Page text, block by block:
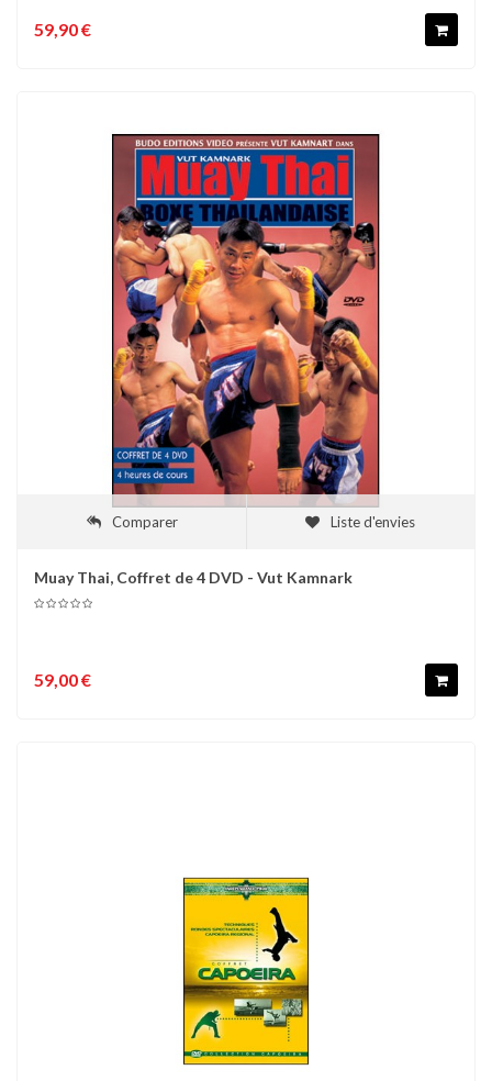
59,90 €
Comparer Liste d'envies
Muay Thai, Coffret de 4 DVD - Vut Kamnark
59,00 €